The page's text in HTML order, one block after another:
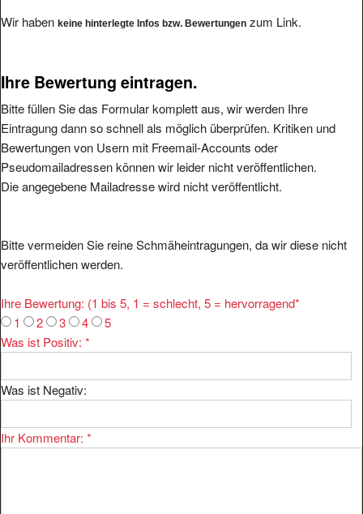
Wir haben keine hinterlegte Infos bzw. Bewertungen zum Link.
Ihre Bewertung eintragen.
Bitte füllen Sie das Formular komplett aus, wir werden Ihre
Eintragung dann so schnell als möglich überprüfen. Kritiken und
Bewertungen von Usern mit Freemail-Accounts oder
Pseudomailadressen können wir leider nicht veröffentlichen.
Die angegebene Mailadresse wird nicht veröffentlicht.
Bitte vermeiden Sie reine Schmäheintragungen, da wir diese nicht
veröffentlichen werden.
Ihre Bewertung: (1 bis 5, 1 = schlecht, 5 = hervorragend*
1
2 3 4
5
Was ist Positiv: *
Was ist Negativ:
Ihr Kommentar: *